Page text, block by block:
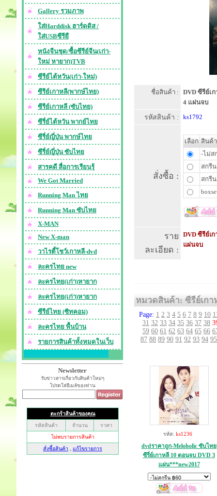
Gallery รวมภาพ
ใส่Harddisk ฮาร์ดดิส /
ใส่USBซีรียื
หนังจีนชุด/ซื้อซีรีย์จีน(เก่า-
ใหม่ หายาก)TVB
ซีรีย์ไต้หวัน(เก่า-ใหม่)
ซีรีย์เกาหลี(พากษ์ไทย)
ซีรีย์เกาหลี (ซับไทย)
ซีรี่ย์ไต้หวัน พากย์ไทย
ซีรี่ย์ญี่ปุ่น พากษ์ไทย
ซีรี่ย์ญี่ปุ่น ซับไทย
สารคดี สื่อการเรียนรุ้
We Got Married
Running Man ไทย
Running Man ซับไทย
X-MAN
New X-man
วาไรตี้โชว์เกาหลี-dvd
ละครไทย new
ละครไทย(เก่า)หายาก
ละครไทย(เก่า)หายาก
ซีรีย์ไทย (ซิทคอม)
ละครไทย พื้นบ้าน
รายการสินค้าทั้งหมดในเว็บ
Newsletter
รับข่าวสารเกี่ยวกับสินค้าใหม่ๆ
โปรดใส่อีเมล์ของท่าน
ชื่อสินค้า :
DVD ซีรีย์เ
4 แผ่นจบ
รหัสสินค้า : ks1792
สั่งซื้อ :
เลือก สินค้า
-ไม่ส
สกรี
สกรี
ราย
ละเอียด :
DVD ซีรีย์เก
แผ่นจบ
หมวดสินค้า: ซีรีย์เกา
Page: 1 2 3 4 5 6 7 8 9 10
31 32 33 34 35 36 37 38
59 60 61 62 63 64 65 66
87 88 89 90 91 92 93 94 95
รหัส: ks1236
dvdราคาถูก-Meloholic ซับไทย
ซีรี่ย์เกาหลี 10 ตอนจบ DVD 3
แผ่น***new2017